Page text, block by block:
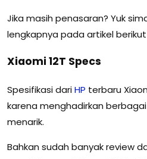
Jika masih penasaran? Yuk
lengkapnya pada artikel berikut
Xiaomi 12T Specs
Spesifikasi dariHP terbaru
karena menghadirkan
menarik.
Bahkan sudah banyak review